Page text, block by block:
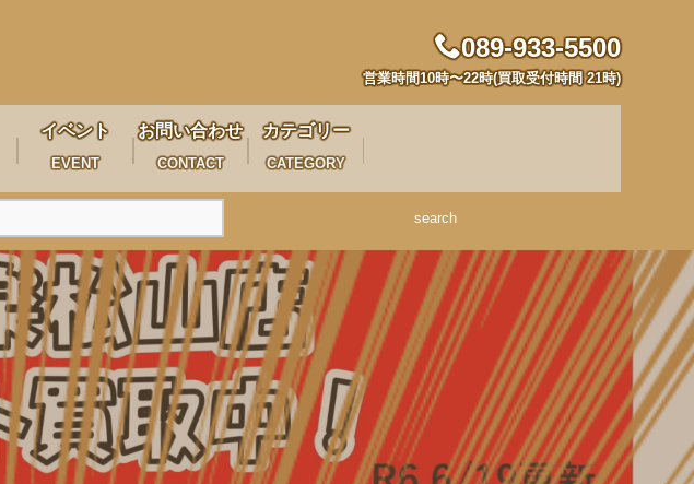
089-933-5500
営業時間10時〜22時(買取受付時間 21時)
イベント
EVENT
お問い合わせ
CONTACT
カテゴリー
CATEGORY
search